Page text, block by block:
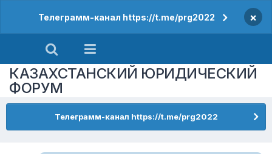
Телеграмм-канал https://t.me/prg2022 ×
КАЗАХСТАНСКИЙ ЮРИДИЧЕСКИЙ
ФОРУМ
Телеграмм-канал https://t.me/prg2022